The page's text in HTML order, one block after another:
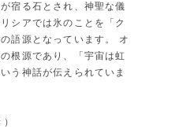
宿る石とされ、神聖な儀
シアでは氷のことを「ク
語源となっています。 オ
根源であり、「宇宙は虹
う神話が伝えられていま